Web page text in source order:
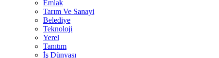
Emlak
Tarım Ve Sanayi
Belediye
Teknoloji
Yerel
Tanıtım
İş Dünyası